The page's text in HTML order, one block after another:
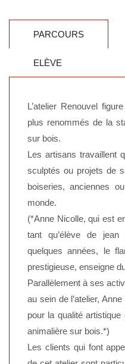
PARCOURS
ELÈVE
L’atelier Renouvel
plus renommés de la
sur bois.
Les artisans travaillent
sculptés ou projets de
boiseries, anciennes
monde.
(*Anne Nicolle, qui est
tant qu’élève de
quelques années, le
prestigieuse, enseigne
Parallèlement à ses
au sein de l’atelier,
pour la qualité
animalière sur bois.*)
Les clients qui font